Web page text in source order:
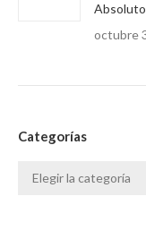
octubre
Categorías
Categorías